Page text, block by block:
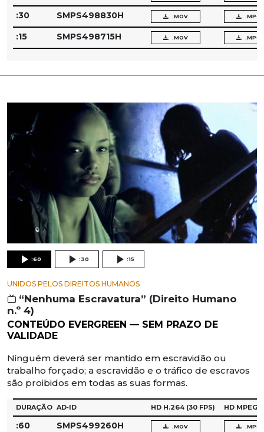
:30 SMPS498830H .MOV .MPG
:15 SMPS498715H .MOV .MPG
:60 :30 :15
UNIDOS PELOS DIREITOS HUMANOS
“Nenhuma Escravatura” (Direito Humano
n.º 4)
CONTEÚDO EVERGREEN — SEM PRAZO DE
VALIDADE
Ninguém deverá ser mantido em escravidão ou
trabalho forçado; a escravidão e o tráfico de escravos
são proibidos em todas as suas formas.
DURAÇÃO AD‑ID HD H.264 (30 FPS) HD MPEG‑2
:60 SMPS499260H .MOV .MPG